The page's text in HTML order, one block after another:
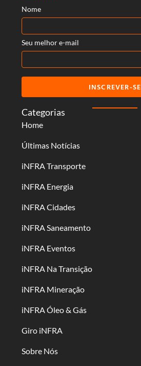
Categorias
Home
Últimas Notícias
iNFRA Transporte
iNFRA Energia
iNFRA Cidades
iNFRA Saneamento
iNFRA Eventos
iNFRA Na Transição
iNFRA Mineração
iNFRA Óleo & Gás
Giro iNFRA
Sobre Nós
Nome
Seu melhor e-mail
INSCREVER-SE